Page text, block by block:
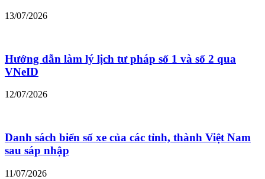
13/07/2026
Hướng dẫn làm lý lịch tư pháp số 1 và số 2 qua
VNeID
12/07/2026
Danh sách biển số xe của các tỉnh, thành Việt Nam
sau sáp nhập
11/07/2026